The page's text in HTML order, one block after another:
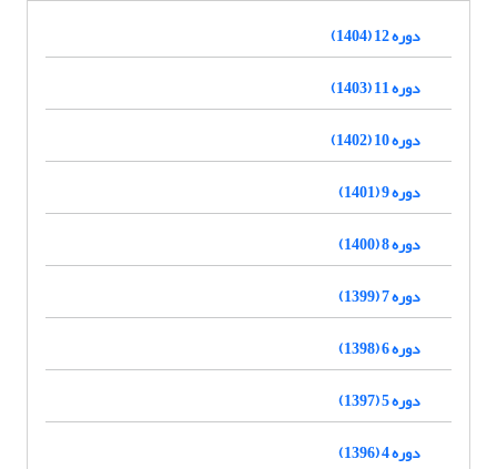
دوره 12 (1404)
دوره 11 (1403)
دوره 10 (1402)
دوره 9 (1401)
دوره 8 (1400)
دوره 7 (1399)
دوره 6 (1398)
دوره 5 (1397)
دوره 4 (1396)